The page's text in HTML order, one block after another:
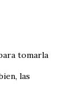
tomarla
las